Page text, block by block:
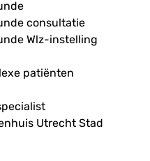
consultatie
Wlz-instelling
patiënten
Utrecht Stad